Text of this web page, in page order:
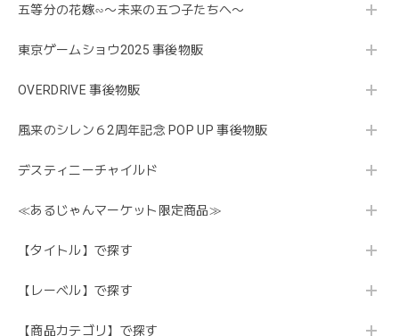
五等分の花嫁∽〜未来の五つ子たちへ〜
東京ゲームショウ2025 事後物販
OVERDRIVE 事後物販
風来のシレン６2周年記念 POP UP 事後物販
デスティニーチャイルド
≪あるじゃんマーケット限定商品≫
【タイトル】で探す
【レーベル】で探す
【商品カテゴリ】で探す